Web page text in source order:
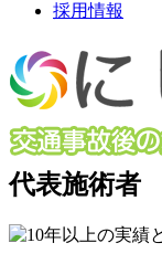
採用情報
代表施術者